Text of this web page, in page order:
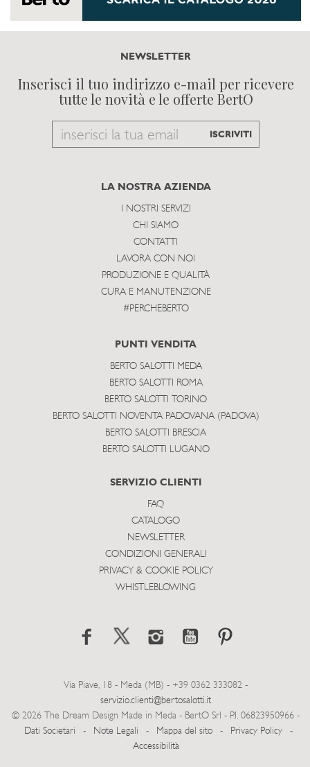
NEWSLETTER
Inserisci il tuo indirizzo e-mail per ricevere
tutte le novità e le offerte BertO
Email
subscribe
ISCRIVITI
LA NOSTRA AZIENDA
I NOSTRI SERVIZI
CHI SIAMO
CONTATTI
LAVORA CON NOI
PRODUZIONE E QUALITÀ
CURA E MANUTENZIONE
#PERCHEBERTO
PUNTI VENDITA
BERTO SALOTTI MEDA
BERTO SALOTTI ROMA
BERTO SALOTTI TORINO
BERTO SALOTTI NOVENTA PADOVANA (PADOVA)
BERTO SALOTTI BRESCIA
BERTO SALOTTI LUGANO
SERVIZIO CLIENTI
FAQ
CATALOGO
NEWSLETTER
CONDIZIONI GENERALI
PRIVACY & COOKIE POLICY
WHISTLEBLOWING
Via Piave, 18 - Meda (MB) - +39 0362 333082 -
servizio.clienti@bertosalotti.it
© 2026 The Dream Design Made in Meda - BertO Srl - P.I. 06823950966 -
Dati Societari
- Note Legali - Mappa del sito - Privacy Policy
-
Accessibilità